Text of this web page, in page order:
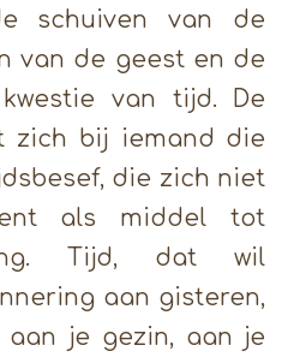
schuiven van de
van de geest en de
van tijd. De
zich bij iemand die
die zich niet
als middel tot
Tijd, dat wil
aan gisteren,
je gezin, aan je